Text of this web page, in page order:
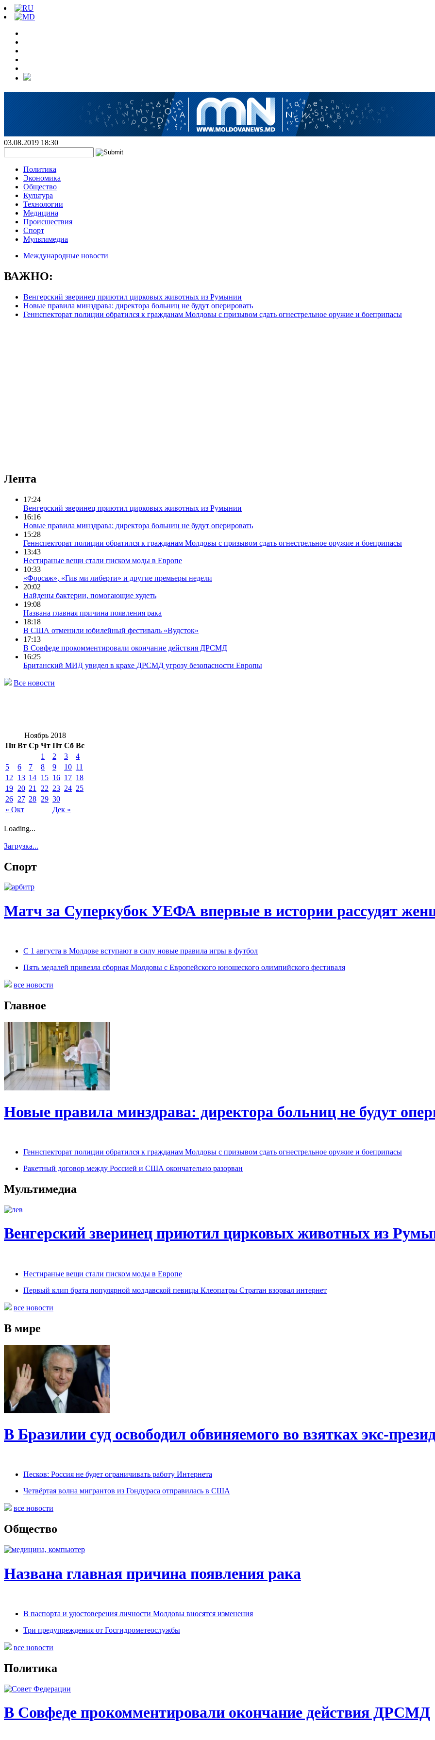
03.08.2019 18:30
Политика
Экономика
Общество
Культура
Технологии
Медицина
Происшествия
Спорт
Мультимедиа
Международные новости
ВАЖНО:
Венгерский зверинец приютил цирковых животных из Румынии
Новые правила минздрава: директора больниц не будут оперировать
Геннспекторат полиции обратился к гражданам Молдовы с призывом сдать огнестрельное оружие и боеприпасы
Лента
17:24
Венгерский зверинец приютил цирковых животных из Румынии
16:16
Новые правила минздрава: директора больниц не будут оперировать
15:28
Геннспекторат полиции обратился к гражданам Молдовы с призывом сдать огнестрельное оружие и боеприпасы
13:43
Нестираные вещи стали писком моды в Европе
10:33
«Форсаж», «Гив ми либерти» и другие премьеры недели
20:02
Найдены бактерии, помогающие худеть
19:08
Названа главная причина появления рака
18:18
В США отменили юбилейный фестиваль «Вудсток»
17:13
В Совфеде прокомментировали окончание действия ДРСМД
16:25
Британский МИД увидел в крахе ДРСМД угрозу безопасности Европы
Все новости
Ноябрь 2018
Пн Вт Ср Чт Пт Сб Вс
« Окт Дек »
1 2 3
4
5
6 7 8 9 10 11
12
13 14 15 16 17 18
19 20 21 22 23 24 25
26 27 28 29 30
Loading...
Загрузка...
Спорт
Матч за Суперкубок УЕФА впервые в истории рассудят
С 1 августа в Молдове вступают в силу новые правила игры в футбол
Пять медалей привезла сборная Молдовы с Европейского юношеского олимпийского фестиваля
все новости
Главное
Новые правила минздрава: директора больниц не будут
Геннспекторат полиции обратился к гражданам Молдовы с призывом сдать огнестрельное оружие и боеприпасы
Ракетный договор между Россией и США окончательно разорван
Мультимедиа
Венгерский зверинец приютил цирковых животных из
Нестираные вещи стали писком моды в Европе
Первый клип брата популярной молдавской певицы Клеопатры Стратан взорвал интернет
все новости
В мире
В Бразилии суд освободил обвиняемого во взятках экс-
Песков: Россия не будет ограничивать работу Интернета
Четвёртая волна мигрантов из Гондураса отправилась в США
все новости
Общество
Названа главная причина появления рака
В паспорта и удостоверения личности Молдовы вносятся изменения
Три предупреждения от Госгидрометеослужбы
все новости
Политика
В Совфеде прокомментировали окончание действия ДРСМД